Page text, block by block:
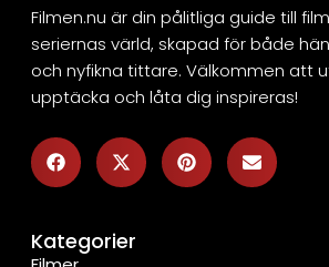
Filmen.nu är din pålitliga guide till
seriernas värld, skapad för både
och nyfikna tittare. Välkommen att
upptäcka och låta dig inspireras!
Kategorier